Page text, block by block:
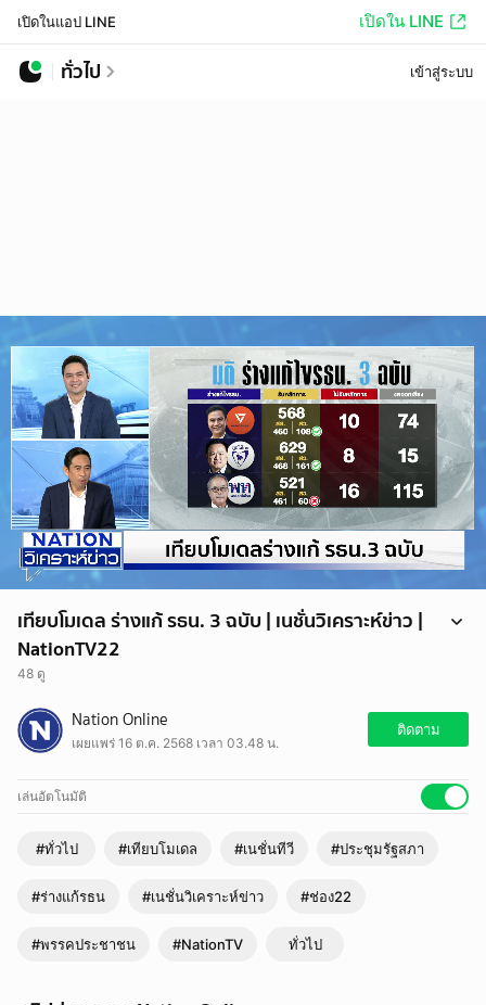
เปิดในแอป LINE เปิดใน LINE
ทั่วไป เข้าสู่ระบบ
เทียบโมเดล ร่างแก้ รธน. 3 ฉบับ | เนชั่นวิเคราะห์ข่าว |
NationTV22
48 ดู
การประชุมรัฐสภาเพื่อพิจารณาร่างแก้ไขรธน. โดยมีการเสนอเข้ามาสาม
ฉบับ คือ ร่างแก้ไขรธน. ฉบับ เพื่อไทย ร่างแก้ไขรธน.ฉบับภูมิใจไทย และ
ร่างแก้ไขรธน. ฉบับ พรรคประชาชน ในที่ประชุมรัฐสภาเสียงส่วนใหญ่ ผ่าน
Nation Online
เผยแพร่ 16 ต.ค. 2568 เวลา 03.48 น.
ติดตาม
เล่นอัตโนมัติ
#ทั่วไป #เทียบโมเดล #เนชั่นทีวี #ประชุมรัฐสภา
#ร่างแก้รธน #เนชั่นวิเคราะห์ข่าว #ช่อง22
#พรรคประชาชน #NationTV ทั่วไป